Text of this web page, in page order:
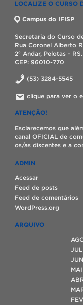
LOCALIZE O CURSO
Campus do IFISP
Secretaria do Curso
Rua Coronel Alberto
2º Andar, Pelotas - RS.
CEP: 96010-770
(53) 3284-5545
clique para ver o
ATENÇÃO!
Esclarecemos que
canal OFICIAL de
os/as discentes e a
ADMIN
Acessar
Feed de posts
Feed de comentários
WordPress.org
ARQUIVO
JUL
JUN
MAI
FEV